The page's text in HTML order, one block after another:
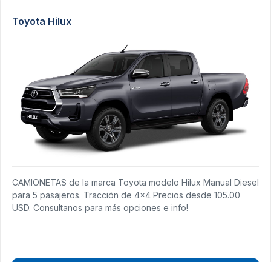
Toyota Hilux
CAMIONETAS de la marca Toyota modelo Hilux Manual Diesel
para 5 pasajeros. Tracción de 4x4 Precios desde 105.00
USD. Consultanos para más opciones e info!